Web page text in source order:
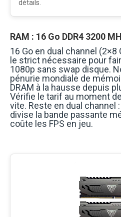
détails.
RAM : 16 Go DDR4 3200
16 Go en dual channel (2×8
le strict nécessaire pour
1080p sans swap disque.
pénurie mondiale de
DRAM à la hausse depuis
Vérifie le tarif au moment
vite. Reste en dual channel
divise la bande passante
coûte les FPS en jeu.